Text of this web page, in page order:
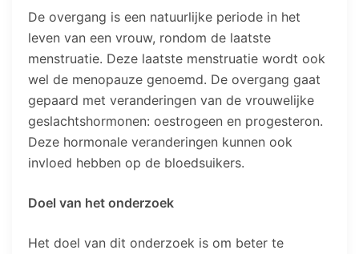
De overgang is een natuurlijke periode in het
leven van een vrouw, rondom de laatste
menstruatie. Deze laatste menstruatie wordt ook
wel de menopauze genoemd. De overgang gaat
gepaard met veranderingen van de vrouwelijke
geslachtshormonen: oestrogeen en progesteron.
Deze hormonale veranderingen kunnen ook
invloed hebben op de bloedsuikers.
Doel van het onderzoek
Het doel van dit onderzoek is om beter te